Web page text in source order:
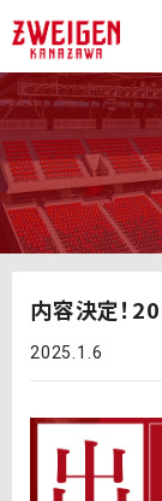
内容決定！
2025.1.6